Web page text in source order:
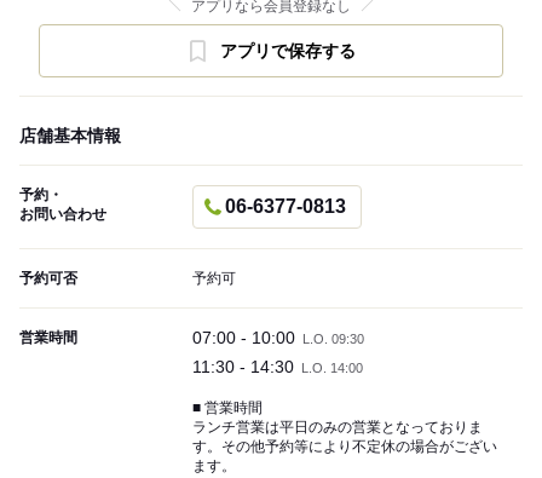
アプリなら会員登録なし
アプリで保存する
店舗基本情報
予約・
お問い合わせ
06-6377-0813
予約可否 予約可
営業時間 07:00 - 10:00 L.O. 09:30
11:30 - 14:30 L.O. 14:00
■ 営業時間
ランチ営業は平日のみの営業となっておりま
す。その他予約等により不定休の場合がござい
ます。